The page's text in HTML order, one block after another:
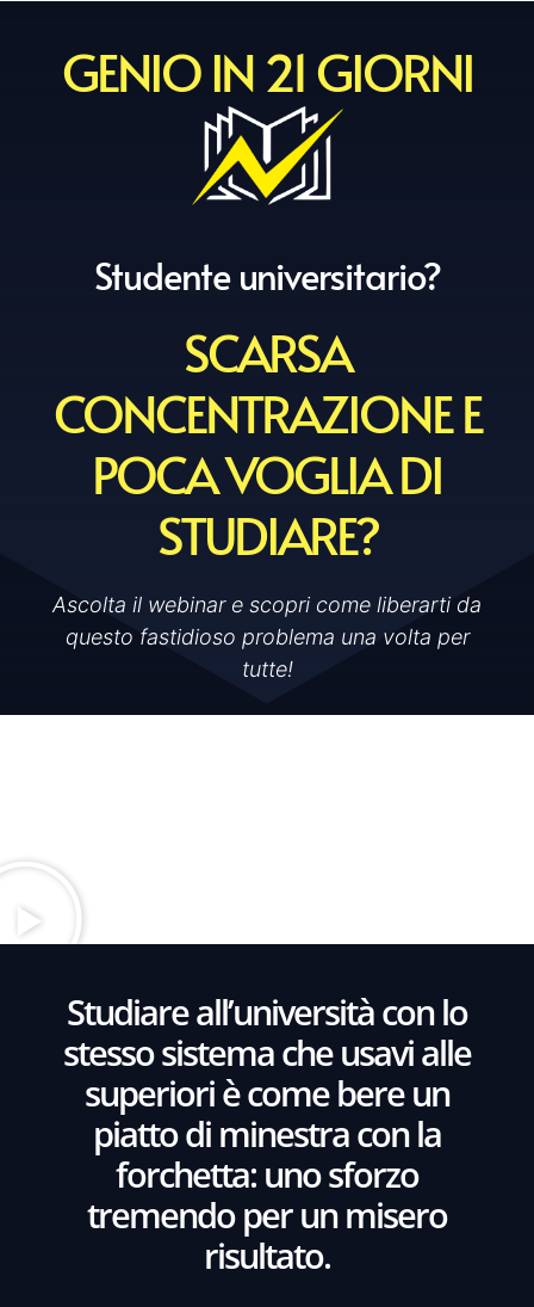
GENIO IN 21 GIORNI
Studente universitario?
SCARSA
CONCENTRAZIONE E
POCA VOGLIA DI
STUDIARE?
Ascolta il webinar e scopri come liberarti da
questo fastidioso problema una volta per
tutte!
Studiare all’università con lo
stesso sistema che usavi alle
superiori è come bere un
piatto di minestra con la
forchetta: uno sforzo
tremendo per un misero
risultato.